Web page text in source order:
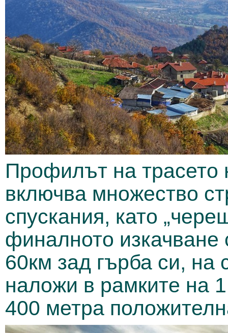
Профилът на трасето
включва множество
спускания, като
финалното
60км зад гърба си, на
наложи в рамките на
400 метра